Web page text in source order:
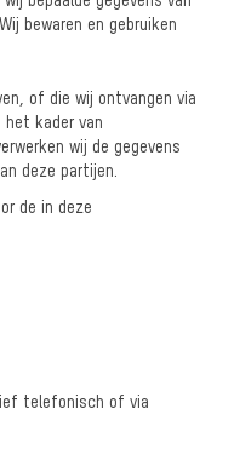
bewaren en gebruiken
of die wij ontvangen via
het kader van
wij de gegevens
deze partijen.
de in deze
telefonisch of via